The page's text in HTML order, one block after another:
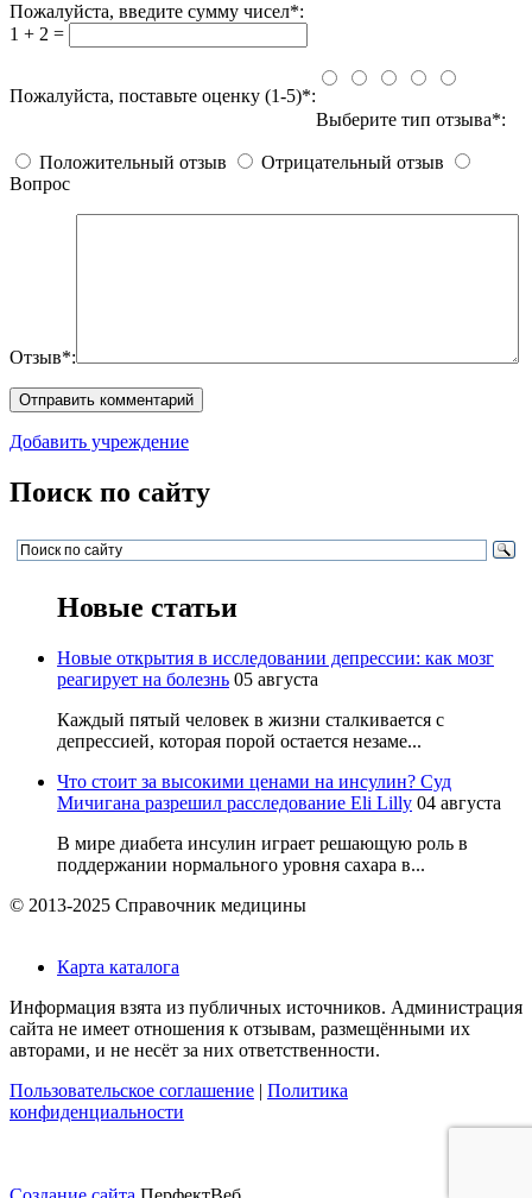
Пожалуйста, введите сумму чисел*:
1 + 2 =
Пожалуйста, поставьте оценку (1-5)*:
Выберите тип отзыва*:
Положительный отзыв
Отрицательный отзыв
Вопрос
Отзыв*:
Добавить учреждение
Поиск по сайту
Новые статьи
Новые открытия в исследовании депрессии: как мозг
реагирует на болезнь 05 августа
Каждый пятый человек в жизни сталкивается с
депрессией, которая порой остается незаме...
Что стоит за высокими ценами на инсулин? Суд
Мичигана разрешил расследование Eli Lilly 04 августа
В мире диабета инсулин играет решающую роль в
поддержании нормального уровня сахара в...
© 2013-2025 Справочник медицины
Карта каталога
Информация взята из публичных источников. Администрация
сайта не имеет отношения к отзывам, размещёнными их
авторами, и не несёт за них ответственности.
Пользовательское соглашение | Политика
конфиденциальности